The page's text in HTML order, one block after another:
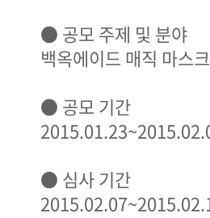
● 공모 주제 및 분야
백옥에이드 매직 마스
● 공모 기간
● 심사 기간